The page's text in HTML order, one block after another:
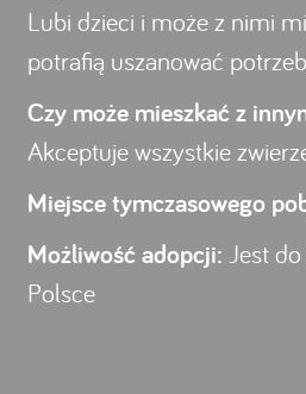
Lubi dzieci i może z nimi
potrafią uszanować
Czy może mieszkać z
Akceptuje wszystkie
Miejsce tymczasowego
Możliwość adopcji: Jest
Polsce